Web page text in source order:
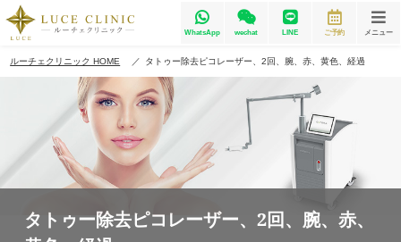
メニュー
ご予約
LINE
wechat
WhatsApp
ルーチェクリニック HOME タトゥー除去ピコレーザー、2回、腕、赤、黄色、経過
タトゥー除去ピコレーザー、2回、腕、赤、